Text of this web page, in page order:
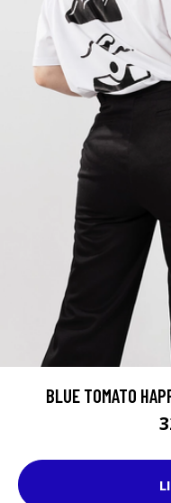
BLUE TOMATO